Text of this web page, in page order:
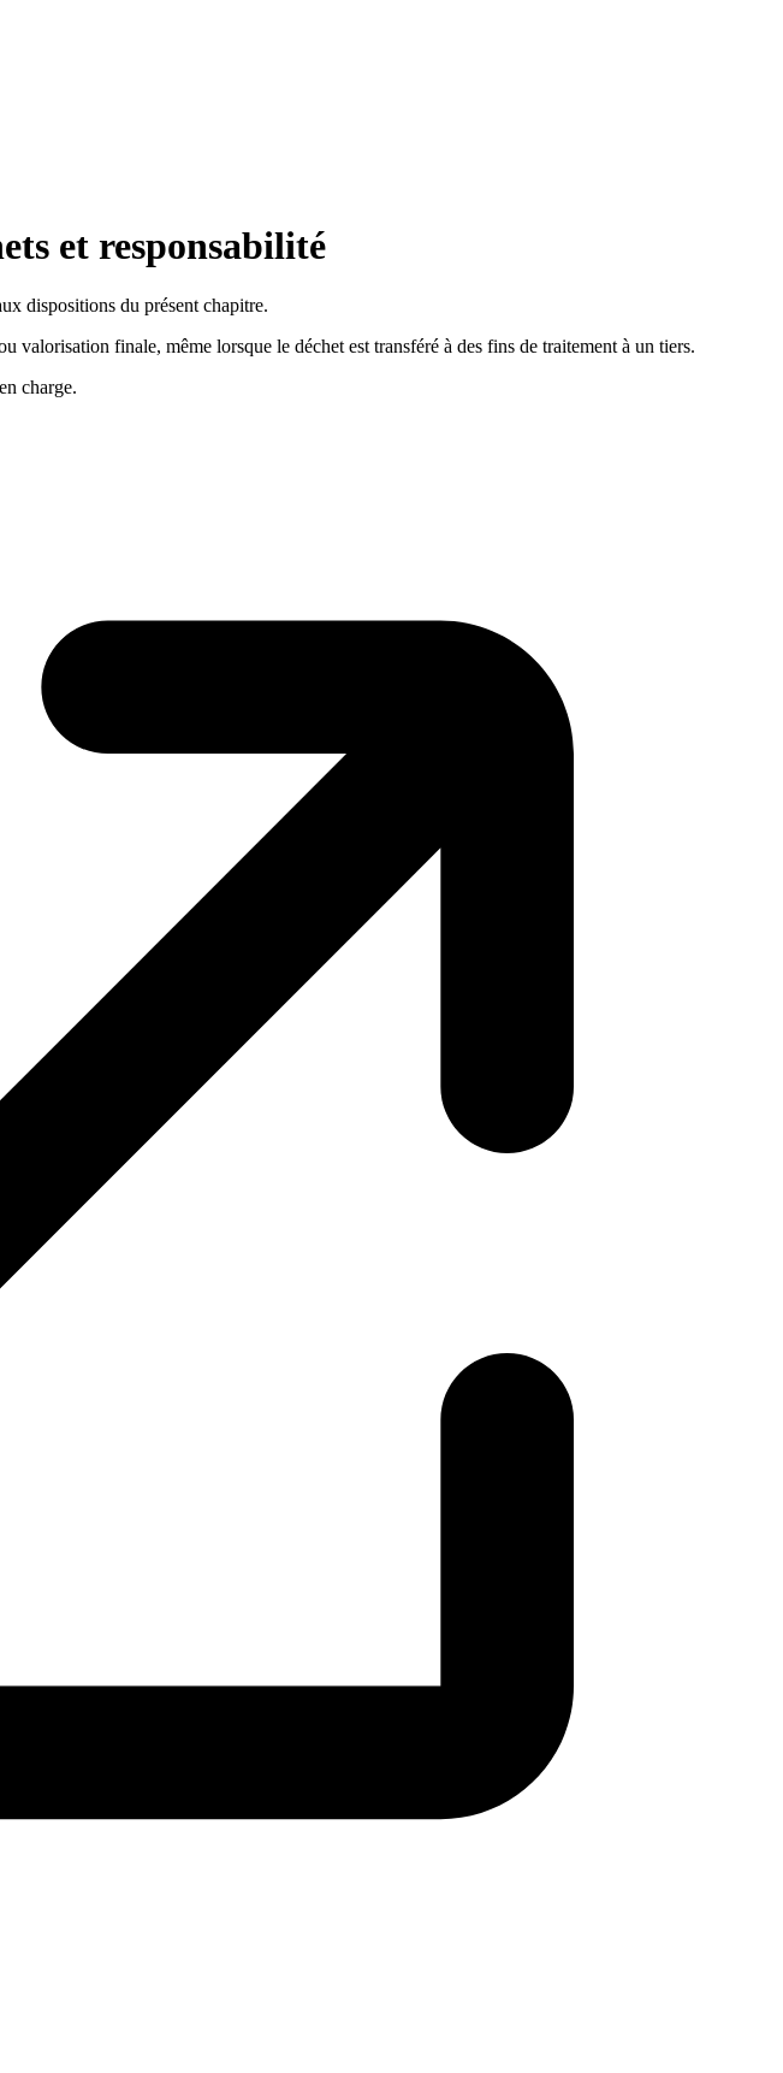
et responsabilité
dispositions du présent chapitre.
valorisation finale, même lorsque le déchet est transféré à des fins de traitement à un tiers.
charge.